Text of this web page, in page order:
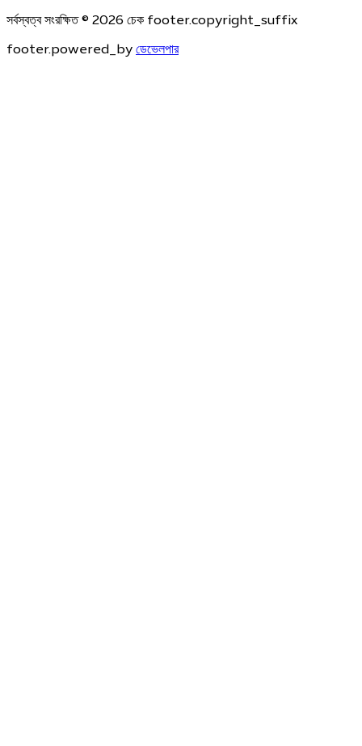
সর্বস্বত্ব সংরক্ষিত © 2026 চেক footer.copyright_suffix
footer.powered_by ডেভেলপার